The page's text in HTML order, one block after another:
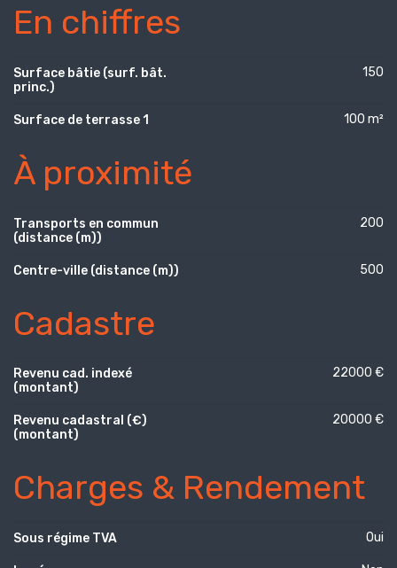
En chiffres
Surface bâtie (surf. bât.
princ.)
150
Surface de terrasse 1 100 m²
À proximité
Transports en commun
(distance (m))
200
Centre-ville (distance (m)) 500
Cadastre
Revenu cad. indexé
(montant)
22000 €
Revenu cadastral (€)
(montant)
20000 €
Charges & Rendement
Sous régime TVA Oui